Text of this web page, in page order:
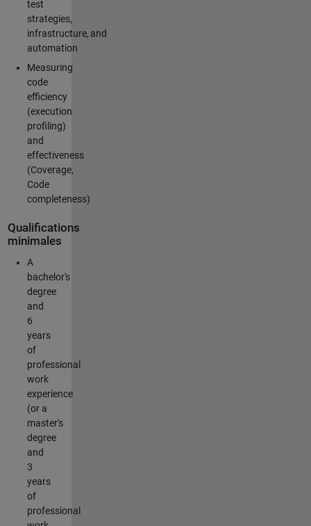
test
strategies,
infrastructure, and
automation
Measuring
code
efficiency
(execution
profiling)
and
effectiveness
(Coverage,
Code
completeness)
Qualifications
minimales
A
bachelor's
degree
and
6
years
of
professional
work
experience
(or a
master's
degree
and
3
years
of
professional